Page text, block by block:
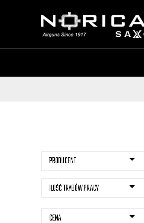
PRODUCENT
ILOŚĆ TRYBÓW PRACY
CENA